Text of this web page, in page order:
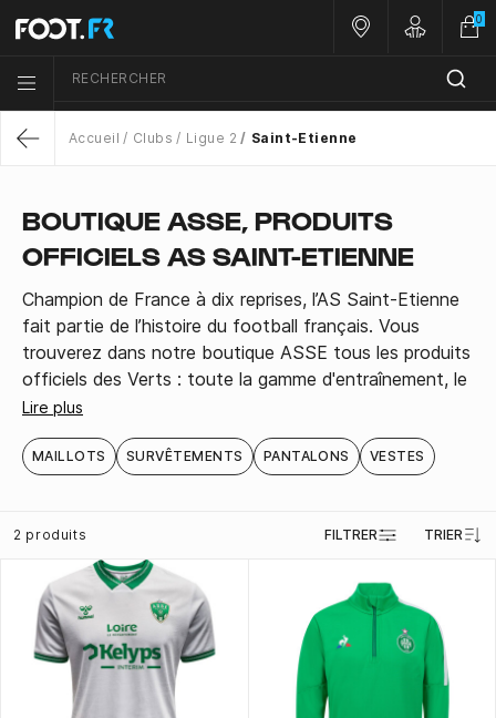
Menu list icon
RECHERCHER
Nos magasins
Customer
0
Accueil Clubs Ligue 2 Saint-Etienne
BOUTIQUE ASSE, PRODUITS
OFFICIELS AS SAINT-ETIENNE
Champion de France à dix reprises, l’AS Saint-Etienne
fait partie de l’histoire du football français. Vous
trouverez dans notre boutique ASSE tous les produits
officiels des Verts : toute la gamme d'entraînement, le
kit complet du supporter et bien entendu les
Lire plus
MAILLOTS SURVÊTEMENTS PANTALONS VESTES
2 produits FILTRER TRIER